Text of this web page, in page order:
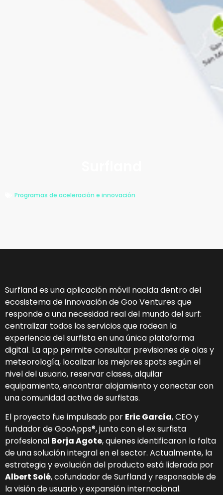
Programas de aceleración e innovación
Surfland es una aplicación móvil nacida dentro del
ecosistema de innovación de Goo Ventures que
responde a una necesidad real del mundo del surf:
centralizar todos los servicios que rodean la
experiencia del surfista en una única plataforma
digital. La app permite consultar previsiones de olas y
meteorología, localizar los mejores spots según el
nivel del usuario, reservar clases, alquilar
equipamiento, encontrar alojamiento y conectar con
una comunidad activa de surfistas.
El proyecto fue impulsado por Eric García, CEO y
fundador de GooApps®, junto con el ex surfista
profesional Borja Agote, quienes identificaron la falta
de una solución integral en el sector. Actualmente, la
estrategia y evolución del producto está liderada por
Albert Solé, cofundador de Surfland y responsable de
la visión de usuario y expansión internacional.